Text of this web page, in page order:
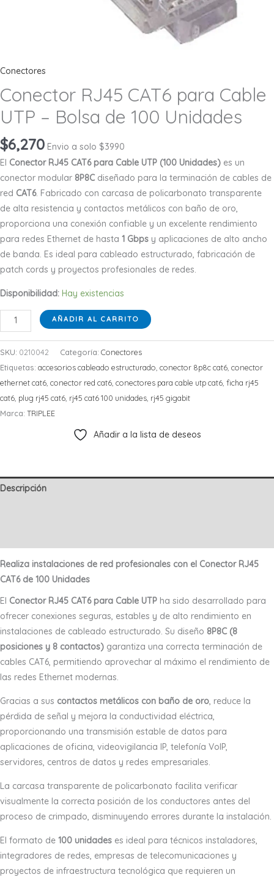
Conectores
Conector RJ45 CAT6 para Cable
UTP – Bolsa de 100 Unidades
$6,270 Envio a solo $3990
El Conector RJ45 CAT6 para Cable UTP (100 Unidades) es un
conector modular 8P8Cdiseñado para la terminación de cables de
red CAT6. Fabricado con carcasa de policarbonato transparente
de alta resistencia y contactos metálicos con baño de oro,
proporciona una conexión confiable y un excelente rendimiento
para redes Ethernet de hasta 1 Gbps y aplicaciones de alto ancho
de banda. Es ideal para cableado estructurado, fabricación de
patch cords y proyectos profesionales de redes.
Disponibilidad: Hay existencias
Conector
RJ45
CAT6
para
Cable
UTP
–
cantidad
AÑADIR AL CARRITO
SKU: 0210042 Categoría: Conectores
Etiquetas: accesorios cableado estructurado conector 8p8c cat6 conector
ethernet cat6 conector red cat6 conectores para cable utp cat6 ficha rj45
cat6 plug rj45 cat6 rj45 cat6 100 unidades rj45 gigabit
Marca: TRIPLEE
Añadir a la lista de deseos
Descripción
Realiza instalaciones de red profesionales con el Conector RJ45
CAT6 de 100 Unidades
El Conector RJ45 CAT6 para Cable UTP ha sido desarrollado para
ofrecer conexiones seguras, estables y de alto rendimiento en
instalaciones de cableado estructurado. Su diseño 8P8C (8
posiciones y 8 contactos) garantiza una correcta terminación de
cables CAT6, permitiendo aprovechar al máximo el rendimiento de
las redes Ethernet modernas.
Gracias a sus contactos metálicos con baño de oro, reduce la
pérdida de señal y mejora la conductividad eléctrica,
proporcionando una transmisión estable de datos para
aplicaciones de oficina, videovigilancia IP, telefonía VoIP,
servidores, centros de datos y redes empresariales.
La carcasa transparente de policarbonato facilita verificar
visualmente la correcta posición de los conductores antes del
proceso de crimpado, disminuyendo errores durante la instalación.
El formato de 100 unidades es ideal para técnicos instaladores,
integradores de redes, empresas de telecomunicaciones y
proyectos de infraestructura tecnológica que requieren un